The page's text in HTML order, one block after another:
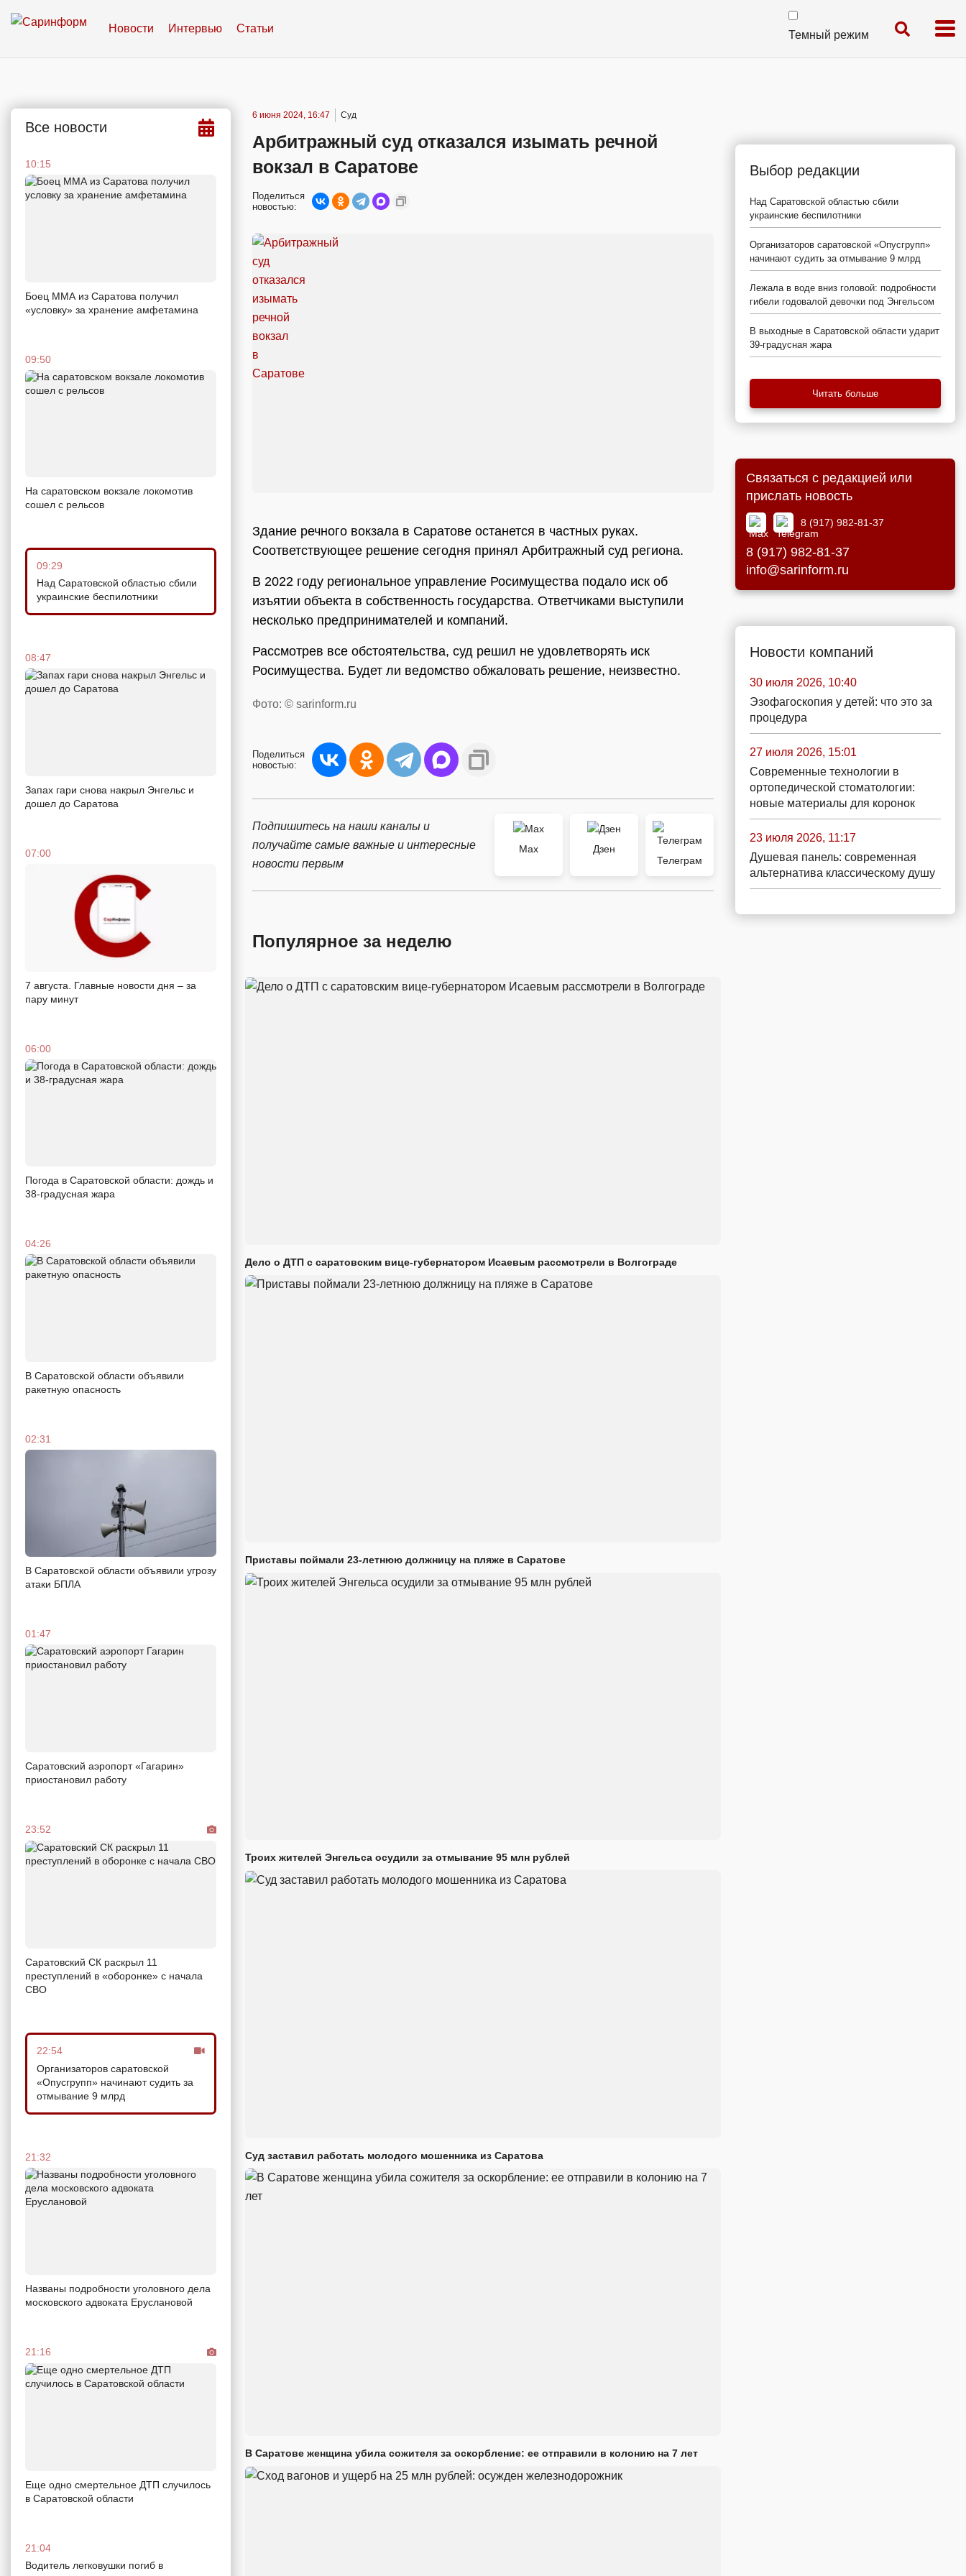
Новости Интервью Статьи
Темный режим
Все новости
10:15
Боец ММА из Саратова получил
«условку» за хранение амфетамина
09:50
На саратовском вокзале локомотив
сошел с рельсов
09:29
Над Саратовской областью сбили
украинские беспилотники
08:47
Запах гари снова накрыл Энгельс и
дошел до Саратова
07:00
7 августа. Главные новости дня – за
пару минут
06:00
Погода в Саратовской области: дождь и
38-градусная жара
04:26
В Саратовской области объявили
ракетную опасность
02:31
В Саратовской области объявили угрозу
атаки БПЛА
01:47
Саратовский аэропорт «Гагарин»
приостановил работу
23:52
Саратовский СК раскрыл 11
преступлений в «оборонке» с начала
СВО
22:54
Организаторов саратовской
«Опусгрупп» начинают судить за
отмывание 9 млрд
21:32
Названы подробности уголовного дела
московского адвоката Еруслановой
21:16
Еще одно смертельное ДТП случилось
в Саратовской области
21:04
Водитель легковушки погиб в
6 июня 2024, 16:47 Суд
Арбитражный суд отказался изымать речной
вокзал в Саратове
Поделиться
новостью:
Здание речного вокзала в Саратове останется в частных руках.
Соответствующее решение сегодня принял Арбитражный суд региона.
В 2022 году региональное управление Росимущества подало иск об
изъятии объекта в собственность государства. Ответчиками выступили
несколько предпринимателей и компаний.
Рассмотрев все обстоятельства, суд решил не удовлетворять иск
Росимущества. Будет ли ведомство обжаловать решение, неизвестно.
Фото: © sarinform.ru
Поделиться
новостью:
Подпишитесь на наши каналы и
получайте самые важные и интересные
новости первым
Max
Дзен
Телеграм
Популярное за неделю
Дело о ДТП с саратовским вице-губернатором Исаевым рассмотрели в Волгограде
Приставы поймали 23-летнюю должницу на пляже в Саратове
Троих жителей Энгельса осудили за отмывание 95 млн рублей
Суд заставил работать молодого мошенника из Саратова
В Саратове женщина убила сожителя за оскорбление: ее отправили в колонию на 7 лет
Выбор редакции
Над Саратовской областью сбили
украинские беспилотники
Организаторов саратовской «Опусгрупп»
начинают судить за отмывание 9 млрд
Лежала в воде вниз головой: подробности
гибели годовалой девочки под Энгельсом
В выходные в Саратовской области ударит
39-градусная жара
Читать больше
Связаться с редакцией или
прислать новость
8 (917) 982-81-37
8 (917) 982-81-37
info@sarinform.ru
Новости компаний
30 июля 2026, 10:40
Эзофагоскопия у детей: что это за
процедура
27 июля 2026, 15:01
Современные технологии в
ортопедической стоматологии:
новые материалы для коронок
23 июля 2026, 11:17
Душевая панель: современная
альтернатива классическому душу